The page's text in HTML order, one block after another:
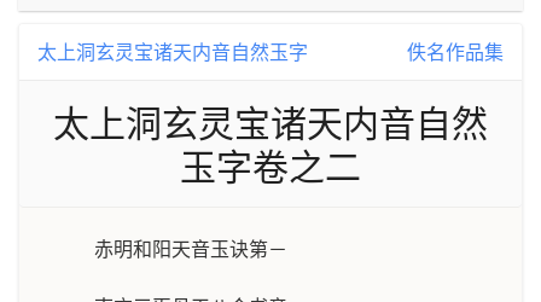
太上洞玄灵宝诸天内音自然玉字 佚名作品集
太上洞玄灵宝诸天内音自然
玉字卷之二
赤明和阳天音玉诀第－